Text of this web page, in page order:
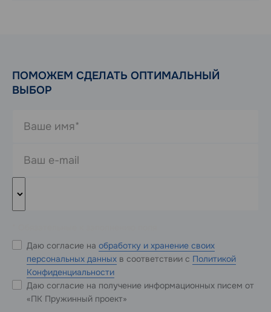
ПОМОЖЕМ СДЕЛАТЬ ОПТИМАЛЬНЫЙ
ВЫБОР
Даю согласие на обработку и хранение своих
персональных данных в соответствии с Политикой
Конфиденциальности
Даю согласие на получение информационных писем от
«ПК Пружинный проект»